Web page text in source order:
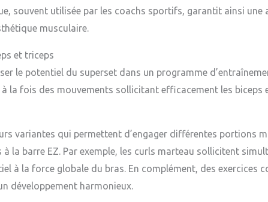
souvent utilisée par les coachs sportifs, garantit ainsi une
musculaire.
et triceps
le potentiel du superset dans un programme
la fois des mouvements sollicitant efficacement les biceps
variantes qui permettent d’engager différentes portions
la barre EZ. Par exemple, les curls marteau sollicitent
à la force globale du bras. En complément, des exercices
développement harmonieux.